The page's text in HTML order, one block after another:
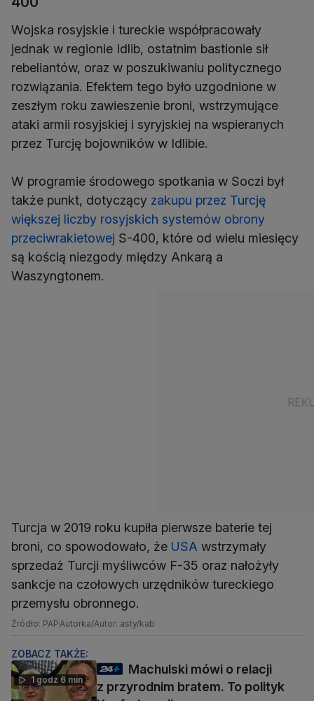
Wojska rosyjskie i tureckie współpracowały
jednak w regionie Idlib, ostatnim bastionie sił
rebeliantów, oraz w poszukiwaniu politycznego
rozwiązania. Efektem tego było uzgodnione w
zeszłym roku zawieszenie broni, wstrzymujące
ataki armii rosyjskiej i syryjskiej na wspieranych
przez Turcję bojowników w Idlibie.
W programie środowego spotkania w Soczi był
także punkt, dotyczący zakupu przez Turcję
większej liczby rosyjskich systemów obrony
przeciwrakietowej S-400, które od wielu miesięcy
są kością niezgody między Ankarą a
Waszyngtonem.
Turcja w 2019 roku kupiła pierwsze baterie tej
broni, co spowodowało, że USA wstrzymały
sprzedaż Turcji myśliwców F-35 oraz nałożyły
sankcje na czołowych urzędników tureckiego
przemysłu obronnego.
Źródło: PAPAutorka/Autor: asty/kab
ZOBACZ TAKŻE:
1 godz 6 min
Machulski mówi o relacji
z przyrodnim bratem. To polityk